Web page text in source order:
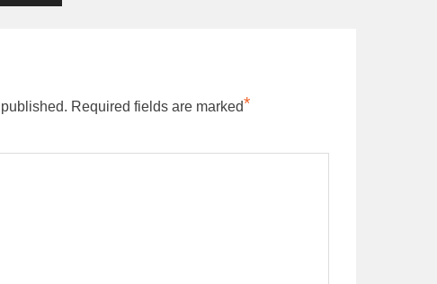
Required fields are marked*